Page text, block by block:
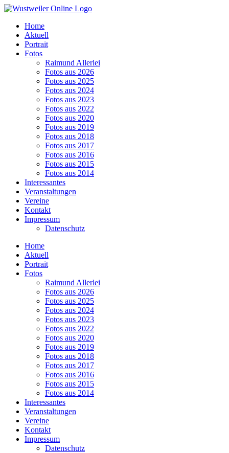
Zum
springenHome
Aktuell
Portrait
Fotos
Raimund Allerlei
Fotos aus 2026
Fotos aus 2025
Fotos aus 2024
Fotos aus 2023
Fotos aus 2022
Fotos aus 2020
Fotos aus 2019
Fotos aus 2018
Fotos aus 2017
Fotos aus 2016
Fotos aus 2015
Fotos aus 2014
Interessantes
Veranstaltungen
Vereine
Kontakt
Impressum
Datenschutz
Home
Aktuell
Portrait
Fotos
Raimund Allerlei
Fotos aus 2026
Fotos aus 2025
Fotos aus 2024
Fotos aus 2023
Fotos aus 2022
Fotos aus 2020
Fotos aus 2019
Fotos aus 2018
Fotos aus 2017
Fotos aus 2016
Fotos aus 2015
Fotos aus 2014
Interessantes
Veranstaltungen
Vereine
Kontakt
Impressum
Datenschutz